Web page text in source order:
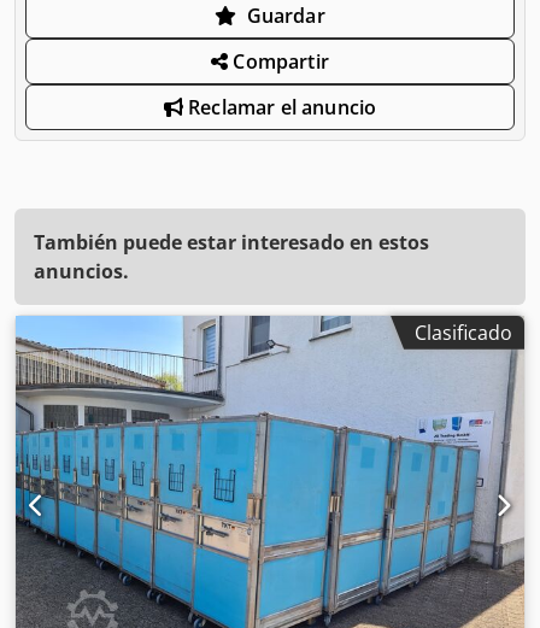
Guardar
Compartir
Reclamar el anuncio
También puede estar interesado en estos
anuncios.
Clasificado